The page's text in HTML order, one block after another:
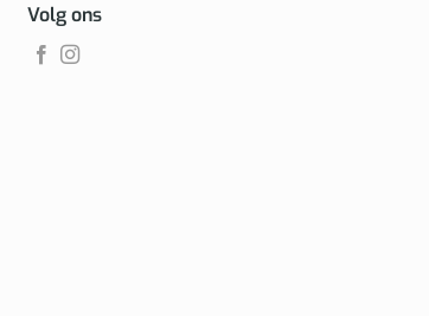
Volg ons